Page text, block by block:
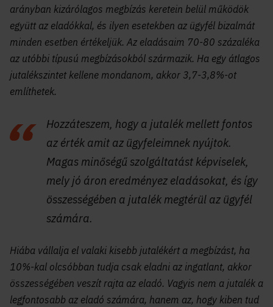
arányban kizárólagos megbízás keretein belül működök
együtt az eladókkal, és ilyen esetekben az ügyfél bizalmát
minden esetben értékeljük. Az eladásaim 70-80 százaléka
az utóbbi típusú megbízásokból származik. Ha egy átlagos
jutalékszintet kellene mondanom, akkor 3,7-3,8%-ot
említhetek.
Hozzáteszem, hogy a jutalék mellett fontos
az érték amit az ügyfeleimnek nyújtok.
Magas minőségű szolgáltatást képviselek,
mely jó áron eredményez eladásokat, és így
összességében a jutalék megtérül az ügyfél
számára.
Hiába vállalja el valaki kisebb jutalékért a megbízást, ha
10%-kal olcsóbban tudja csak eladni az ingatlant, akkor
összességében veszít rajta az eladó. Vagyis nem a jutalék a
legfontosabb az eladó számára, hanem az, hogy kiben tud